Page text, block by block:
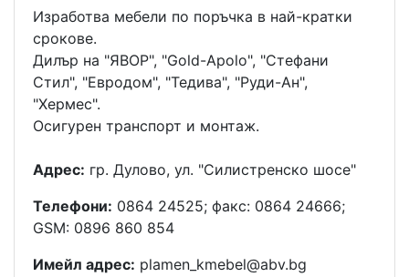
Изработва мебели по поръчка в най-кратки
срокове.
Дилър на "ЯВОР", "Gold-Apolo", "Стефани
Стил", "Евродом", "Тедива", "Руди-Ан",
"Хермес".
Осигурен транспорт и монтаж.
Адрес: гр. Дулово, ул. "Силистренско шосе"
Телефони: 0864 24525; факс: 0864 24666;
GSM: 0896 860 854
Имейл адрес: plamen_kmebel@abv.bg